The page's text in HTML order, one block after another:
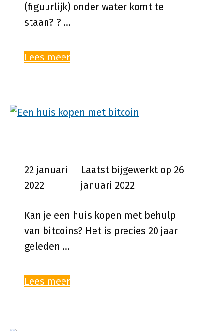
(figuurlijk) onder water komt te
staan? ? …
Lees meer
26
januari 2022
22 januari
2022
Kan je een huis kopen met behulp
van bitcoins? Het is precies 20 jaar
geleden …
Lees meer